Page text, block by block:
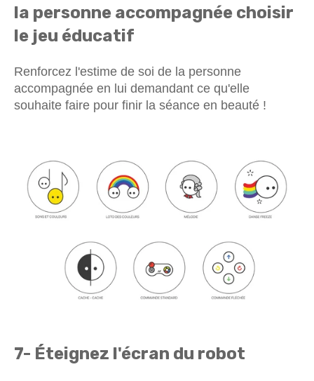
la personne accompagnée choisir
le jeu éducatif
Renforcez l'estime de soi de la personne
accompagnée en lui demandant ce qu'elle
souhaite faire pour finir la séance en beauté !
7- Éteignez l'écran du robot